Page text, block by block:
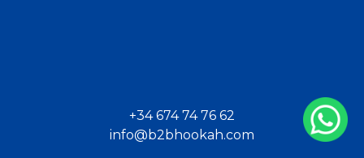
+34 674 74 76 62
info@b2bhookah.com